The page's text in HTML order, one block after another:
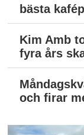
bästa
Kim Amb
fyra års
och firar